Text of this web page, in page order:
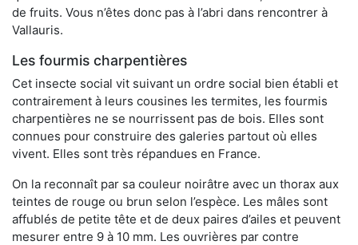
de fruits. Vous n’êtes donc pas à l’abri dans rencontrer à
Vallauris.
Les fourmis charpentières
Cet insecte social vit suivant un ordre social bien établi et
contrairement à leurs cousines les termites, les fourmis
charpentières ne se nourrissent pas de bois. Elles sont
connues pour construire des galeries partout où elles
vivent. Elles sont très répandues en France.
On la reconnaît par sa couleur noirâtre avec un thorax aux
teintes de rouge ou brun selon l’espèce. Les mâles sont
affublés de petite tête et de deux paires d’ailes et peuvent
mesurer entre 9 à 10 mm. Les ouvrières par contre